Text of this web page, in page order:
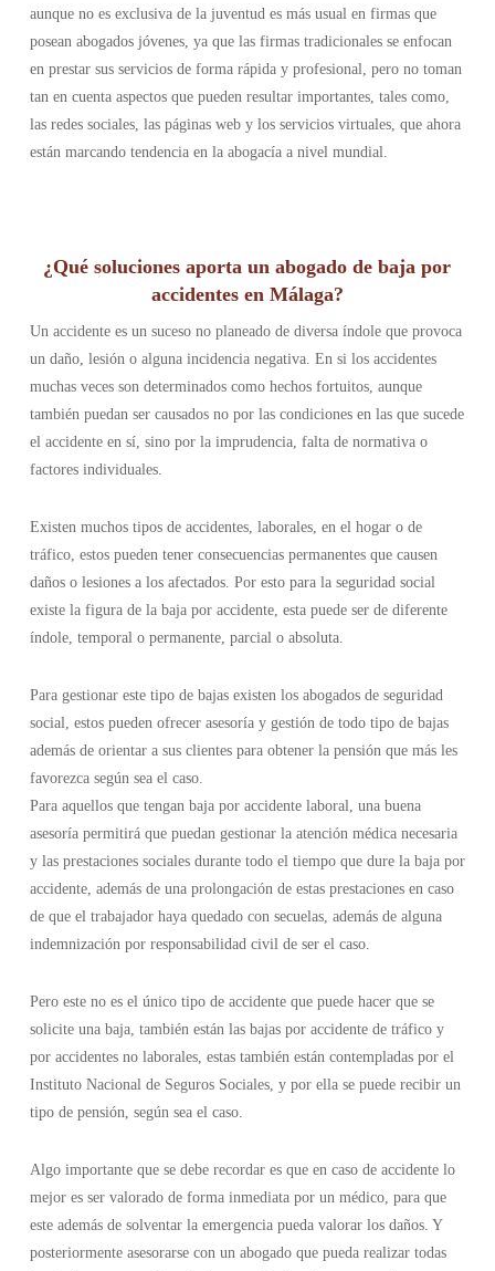
aunque no es exclusiva de la juventud es más usual en firmas que
posean abogados jóvenes, ya que las firmas tradicionales se enfocan
en prestar sus servicios de forma rápida y profesional, pero no toman
tan en cuenta aspectos que pueden resultar importantes, tales como,
las redes sociales, las páginas web y los servicios virtuales, que ahora
están marcando tendencia en la abogacía a nivel mundial.
¿Qué soluciones aporta un abogado de baja por
accidentes en Málaga?
Un accidente es un suceso no planeado de diversa índole que provoca
un daño, lesión o alguna incidencia negativa. En si los accidentes
muchas veces son determinados como hechos fortuitos, aunque
también puedan ser causados no por las condiciones en las que sucede
el accidente en sí, sino por la imprudencia, falta de normativa o
factores individuales.
Existen muchos tipos de accidentes, laborales, en el hogar o de
tráfico, estos pueden tener consecuencias permanentes que causen
daños o lesiones a los afectados. Por esto para la seguridad social
existe la figura de la baja por accidente, esta puede ser de diferente
índole, temporal o permanente, parcial o absoluta.
Para gestionar este tipo de bajas existen los abogados de seguridad
social, estos pueden ofrecer asesoría y gestión de todo tipo de bajas
además de orientar a sus clientes para obtener la pensión que más les
favorezca según sea el caso.
Para aquellos que tengan baja por accidente laboral, una buena
asesoría permitirá que puedan gestionar la atención médica necesaria
y las prestaciones sociales durante todo el tiempo que dure la baja por
accidente, además de una prolongación de estas prestaciones en caso
de que el trabajador haya quedado con secuelas, además de alguna
indemnización por responsabilidad civil de ser el caso.
Pero este no es el único tipo de accidente que puede hacer que se
solicite una baja, también están las bajas por accidente de tráfico y
por accidentes no laborales, estas también están contempladas por el
Instituto Nacional de Seguros Sociales, y por ella se puede recibir un
tipo de pensión, según sea el caso.
Algo importante que se debe recordar es que en caso de accidente lo
mejor es ser valorado de forma inmediata por un médico, para que
este además de solventar la emergencia pueda valorar los daños. Y
posteriormente asesorarse con un abogado que pueda realizar todas